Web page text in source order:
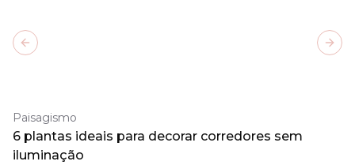
Paisagismo
6 plantas ideais para decorar corredores sem
iluminação
Previous slide